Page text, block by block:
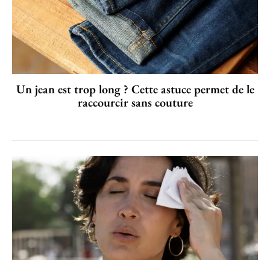
Un jean est trop long ? Cette astuce permet de le
raccourcir sans couture